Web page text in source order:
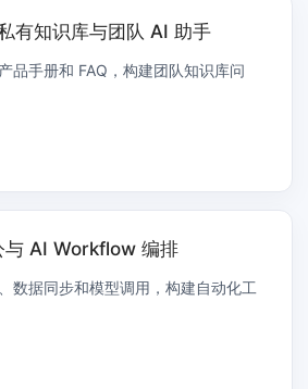
有知识库与团队 AI 助手
品手册和 FAQ，构建团队知识库问
与 AI Workflow 编排
数据同步和模型调用，构建自动化工